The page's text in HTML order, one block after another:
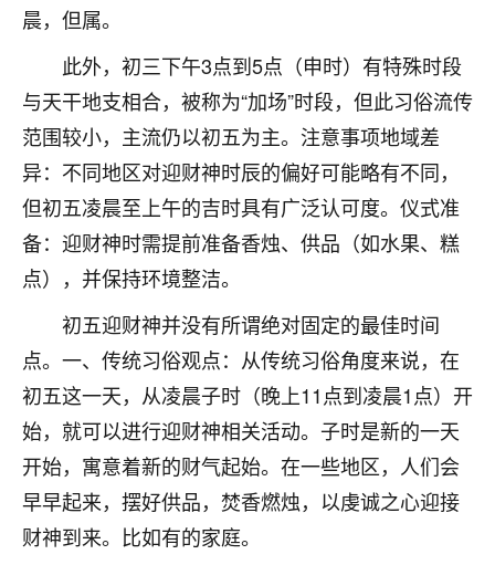
晨，但属。
此外，初三下午3点到5点（申时）有特殊时段
与天干地支相合，被称为“加场”时段，但此习俗流传
范围较小，主流仍以初五为主。注意事项地域差
异：不同地区对迎财神时辰的偏好可能略有不同，
但初五凌晨至上午的吉时具有广泛认可度。仪式准
备：迎财神时需提前准备香烛、供品（如水果、糕
点），并保持环境整洁。
初五迎财神并没有所谓绝对固定的最佳时间
点。一、传统习俗观点：从传统习俗角度来说，在
初五这一天，从凌晨子时（晚上11点到凌晨1点）开
始，就可以进行迎财神相关活动。子时是新的一天
开始，寓意着新的财气起始。在一些地区，人们会
早早起来，摆好供品，焚香燃烛，以虔诚之心迎接
财神到来。比如有的家庭。
付深
三个，找老师的时候是抱着侥幸心理，没想到老师看
着我晋升有望，我半信半疑的按照老师建议，做了化
太岁还有一个发钱粮，本来年前的人事调整，拖到年
后，我以为都没戏了，结果开年一上班，开会提拔升
职第一个就是我，职务无所谓，主要是底薪加了
3000，非常开心，无论如何，感恩感谢！🙏🏻
鹿森：恭喜升职加薪！！，请客吗？�
心心相印
我身体不太好，总是病病殃殃的，去检查又没什么大
问题，反正就是不舒服。中医西医看遍了，找不到问
题，后来无意中看到有人推荐慧来老师，跟老师聊过
之后，心情豁然开朗，也听老师建议，处理了一些因
果问题。今年以来，身体比以前好多，主要是心情好
了，老师说境随心转，现在深有体会了。